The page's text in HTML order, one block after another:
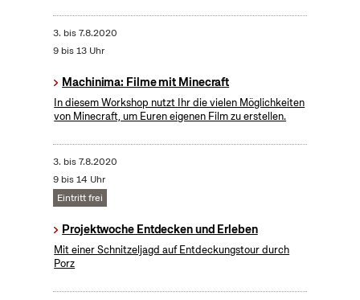
3. bis7.8.2020
9 bis 13 Uhr
Machinima: Filme mit Minecraft
In diesem Workshop nutzt Ihr die vielen Möglichkeiten
von Minecraft, um Euren eigenen Film zu erstellen.
3. bis7.8.2020
9 bis 14 Uhr
Eintritt frei
Projektwoche Entdecken und Erleben
Mit einer Schnitzeljagd auf Entdeckungstour durch
Porz